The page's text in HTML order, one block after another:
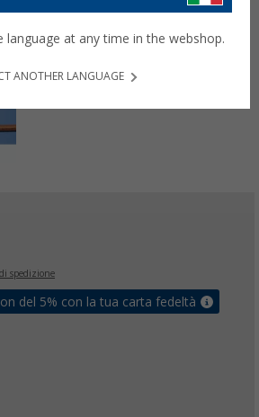
spedizione
del 5% con la tua carta fedeltà
language at any time in the webshop.
ANOTHER LANGUAGE